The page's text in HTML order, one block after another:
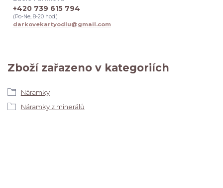
Zboží zařazeno v kategoriích
Náramky
Náramky z minerálů
+420 739 615 794
(Po-Ne, 8-20 hod.)
darkovekartyodlu@gmail.com